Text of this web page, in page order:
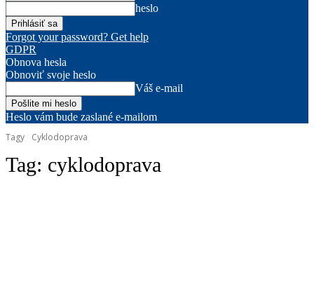
heslo
Forgot your password? Get help
GDPR
Obnova hesla
Obnoviť svoje heslo
Váš e-mail
Heslo vám bude zaslané e-mailom
Tagy
Cyklodoprava
Tag: cyklodoprava